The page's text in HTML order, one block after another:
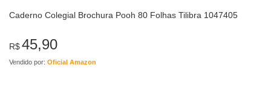
Caderno Colegial Brochura Pooh 80 Folhas Tilibra 1047405
R$45,90
Vendido por: Oficial Amazon